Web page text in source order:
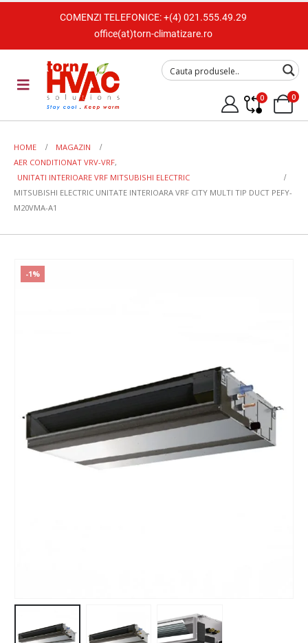
COMENZI TELEFONICE:+(4) 021.555.49.29
office(at)torn-climatizare.ro
0 0
HOME
MAGAZIN
AER CONDITIONAT VRV-VRF,
UNITATI INTERIOARE VRF MITSUBISHI ELECTRIC
MITSUBISHI ELECTRIC UNITATE INTERIOARA VRF CITY MULTI TIP DUCT PEFY-
M20VMA-A1
-1%